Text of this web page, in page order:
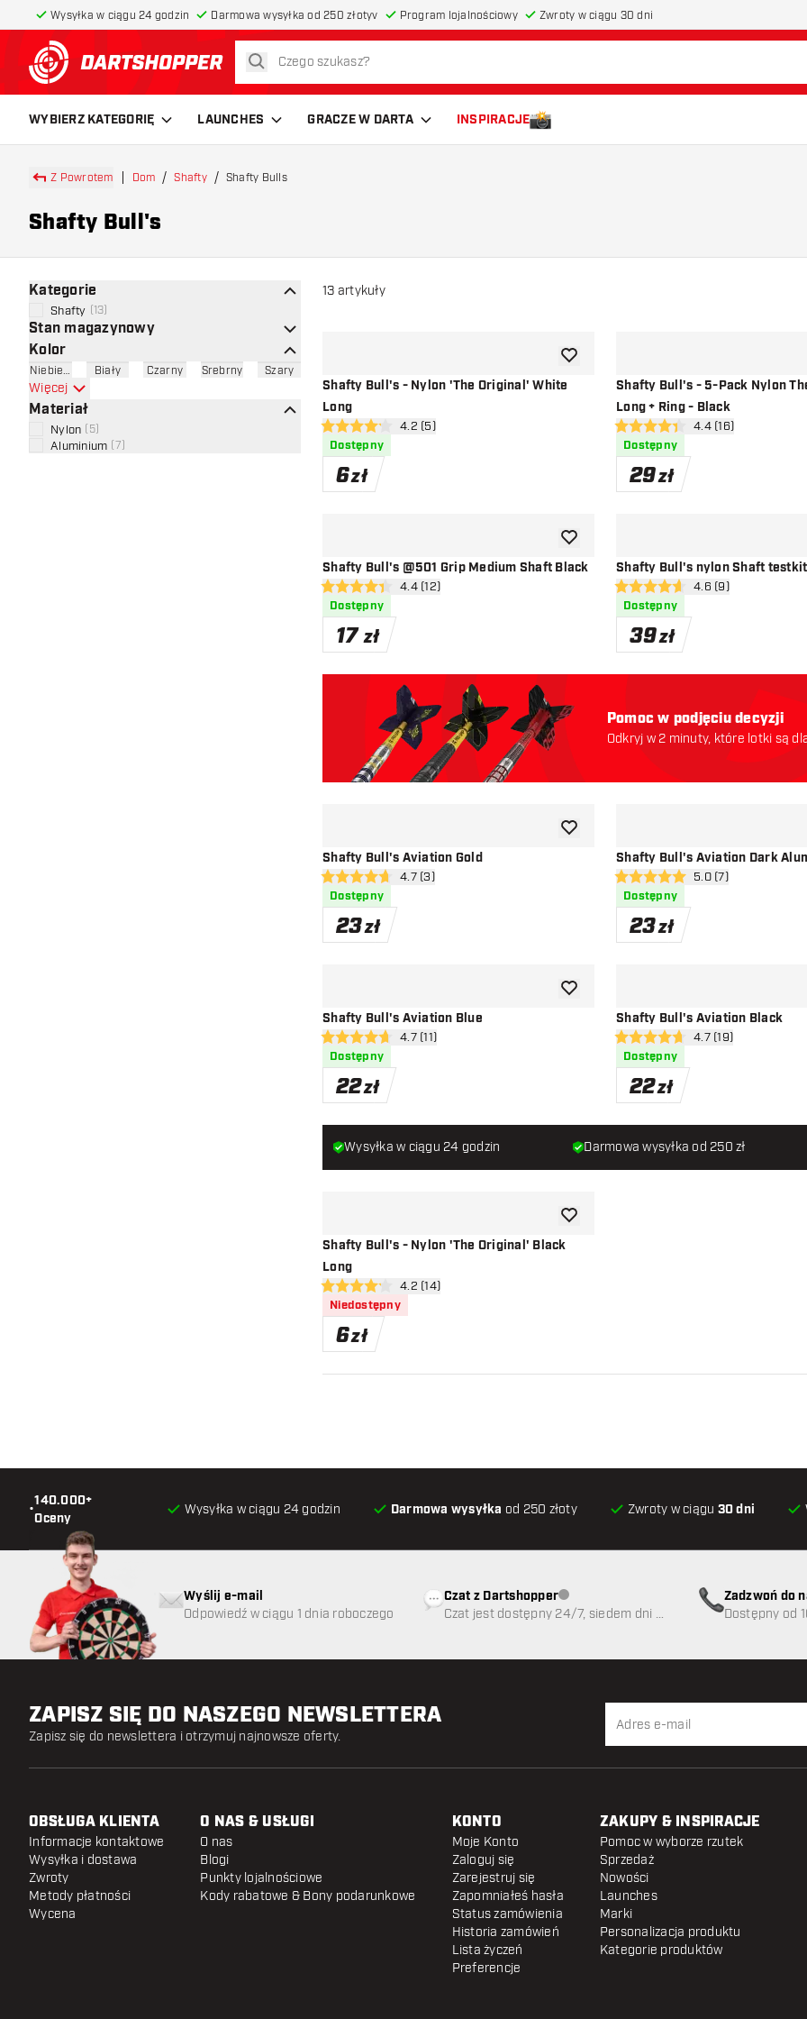
Wysyłka w ciągu 24 godzin Darmowa wysyłka od 250 złotyv Program lojalnościowy Zwroty w ciągu 30 dni
powrót do strony głównej
szukaj
WYBIERZ KATEGORIĘ LAUNCHES GRACZE W DARTA INSPIRACJE
Z Powrotem Dom Shafty Shafty Bulls
Shafty Bull's
Kategorie
Shafty 13
Stan magazynowy
Kolor
Niebieski Biały Czarny Srebrny Szary
Więcej
Materiał
Nylon 5)
Aluminium 7
13 artykuły
Shafty Bull's - Nylon 'The Original' White
Long
otwórz panel recenzji
4.2 gwiazdki oceny
4.2 (5)
Dostępny
6zł
dodaj do listy życzeń
Shafty Bull's - 5-Pack Nylon
Long + Ring - Black
otwórz panel recenzji
4.4 gwiazdki oceny
4.4 (16)
Dostępny
29zł
Shafty Bull's @501 Grip Medium Shaft Black
otwórz panel recenzji
4.4 gwiazdki oceny
4.4 (12)
Dostępny
17 zł
dodaj do listy życzeń
Shafty Bull's nylon Shaft testkit
otwórz panel recenzji
4.6 gwiazdki oceny
4.6 (9)
Dostępny
39zł
Shafty Bull's Aviation Gold
otwórz panel recenzji
4.7 gwiazdki oceny
4.7 (3)
Dostępny
23zł
dodaj do listy życzeń
Shafty Bull's Aviation Dark
otwórz panel recenzji
5 gwiazdki oceny5.0 (7)
Dostępny
23zł
Shafty Bull's Aviation Blue
otwórz panel recenzji
4.7 gwiazdki oceny
4.7 (11)
Dostępny
22zł
dodaj do listy życzeń
Shafty Bull's Aviation Black
otwórz panel recenzji
4.7 gwiazdki oceny
4.7 (19)
Dostępny
22zł
Shafty Bull's - Nylon 'The Original' Black
Long
otwórz panel recenzji
4.2 gwiazdki oceny
4.2 (14)
Niedostępny
6zł
dodaj do listy życzeń
Pomoc w podjęciu decyzji
Odkryj w 2 minuty, które lotki są
Wysyłka w ciągu 24 godzin Darmowa wysyłka od 250 zł
•
140.000+
Oceny
Wysyłka w ciągu 24 godzin Darmowa wysyłka od 250 złoty Zwroty w ciągu 30 dni
Wyślij e-mail
Odpowiedź w ciągu 1 dnia roboczego
Czat z DartshopperObsługa klienta niedostępna
Czat jest dostępny 24/7, siedem dni w
Zadzwoń do
89
Dostępny od
ZAPISZ SIĘ DO NASZEGO NEWSLETTERA
Zapisz się do newslettera i otrzymuj najnowsze oferty.
OBSŁUGA KLIENTA
Informacje kontaktowe
Wysyłka i dostawa
Zwroty
Metody płatności
Wycena
O NAS & USŁUGI
O nas
Blogi
Punkty lojalnościowe
Kody rabatowe & Bony podarunkowe
KONTO
Moje Konto
Zaloguj się
Zarejestruj się
Zapomniałeś hasła
Status zamówienia
Historia zamówień
Lista życzeń
Preferencje
ZAKUPY & INSPIRACJE
Pomoc w wyborze rzutek
Sprzedaż
Nowości
Launches
Marki
Personalizacja produktu
Kategorie produktów